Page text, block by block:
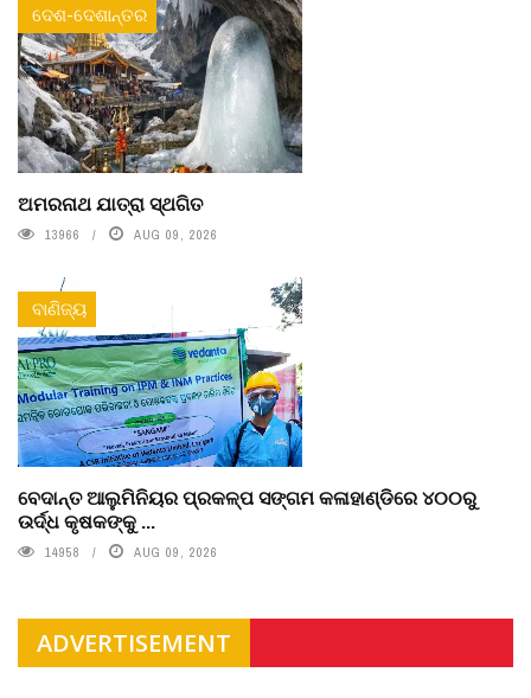
ଦେଶ-ଦେଶାନ୍ତର
ଅମରନାଥ ଯାତ୍ରା ସ୍ଥଗିତ
13966 AUG 09, 2026
ବାଣିଜ୍ୟ
ବେଦାନ୍ତ ଆଲୁମିନିୟର ପ୍ରକଳ୍ପ ସଙ୍ଗମ କଳାହାଣ୍ଡିରେ ୪୦୦ରୁ
ଉର୍ଦ୍ଧ କୃଷକଙ୍କୁ ...
14958 AUG 09, 2026
ADVERTISEMENT